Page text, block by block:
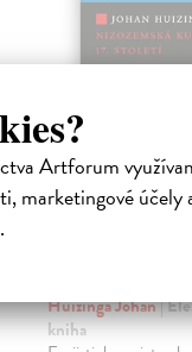
Artforum
marketingové účely
Huizinga Johan|
kniha